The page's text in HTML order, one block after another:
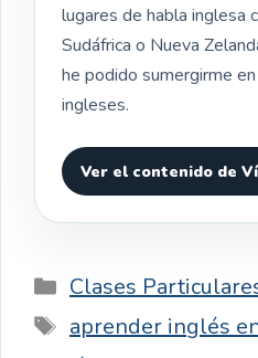
lugares de habla inglesa
Sudáfrica o Nueva
he podido sumergirme
ingleses.
Ver el contenido de
Categorías
Clases
Etiquetas
aprender inglés